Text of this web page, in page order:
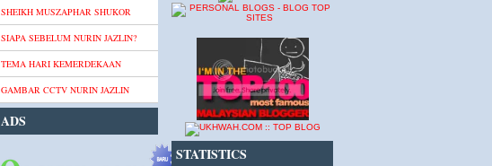
SHEIKH MUSZAPHAR SHUKOR
SIAPA SEBELUM NURIN JAZLIN?
TEMA HARI KEMERDEKAAN
GAMBAR CCTV NURIN JAZLIN
ADS
STATISTICS